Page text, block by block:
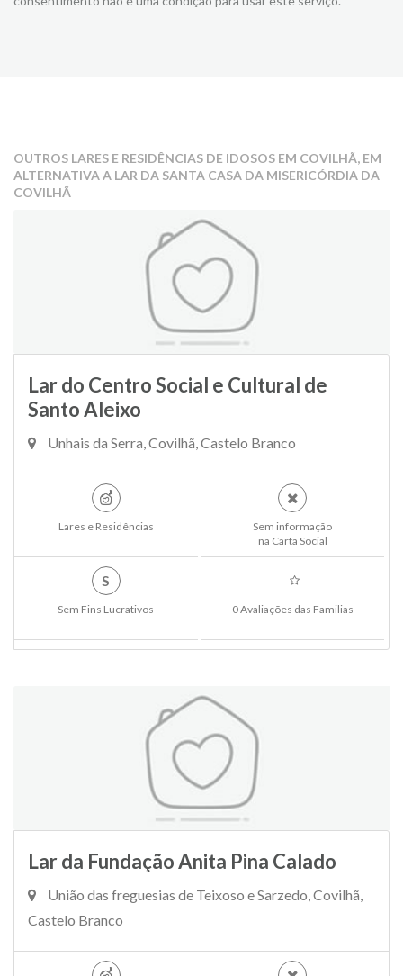
OUTROS LARES E RESIDÊNCIAS DE IDOSOS EM COVILHÃ, EM
ALTERNATIVA A LAR DA SANTA CASA DA MISERICÓRDIA DA
COVILHÃ
Lar do Centro Social e Cultural de
Santo Aleixo
Unhais da Serra, Covilhã, Castelo Branco
Lares e Residências
Sem informação
na Carta Social
S
Sem Fins Lucrativos 0 Avaliações das Familias
Lar da Fundação Anita Pina Calado
União das freguesias de Teixoso e Sarzedo, Covilhã,
Castelo Branco